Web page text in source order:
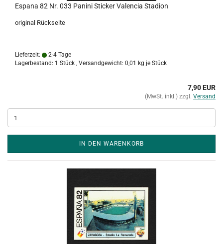
Espana 82 Nr. 033 Panini Sticker Valencia Stadion
original Rückseite
Lieferzeit:
2-4 Tage
Lagerbestand: 1 Stück , Versandgewicht: 0,01 kg je Stück
7,90 EUR
(MwSt. inkl.) zzgl. Versand
IN DEN WARENKORB